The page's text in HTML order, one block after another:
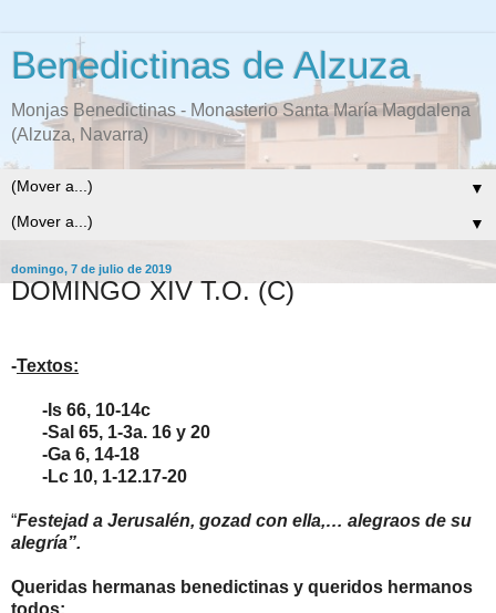
Benedictinas de Alzuza
Monjas Benedictinas - Monasterio Santa María Magdalena
(Alzuza, Navarra)
▼
▼
domingo, 7 de julio de 2019
DOMINGO XIV T.O. (C)
-Textos:
-Is 66, 10-14c
-Sal 65, 1-3a. 16 y 20
-Ga 6, 14-18
-Lc 10, 1-12.17-20
“Festejad a Jerusalén, gozad con ella,… alegraos de su
alegría”.
Queridas hermanas benedictinas y queridos hermanos
todos: